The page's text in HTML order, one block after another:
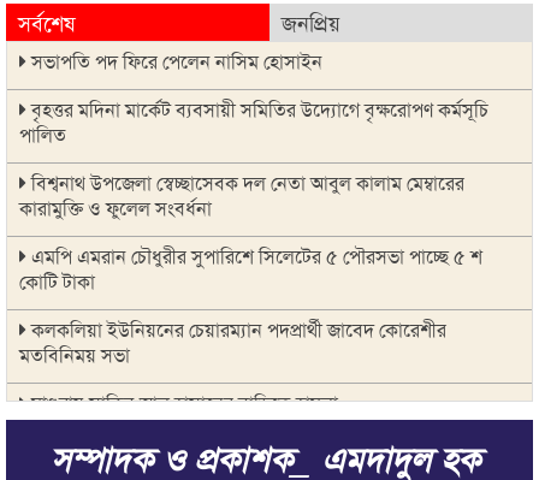
সর্বশেষ জনপ্রিয়
সভাপতি পদ ফিরে পেলেন নাসিম হোসাইন
বৃহত্তর মদিনা মার্কেট ব্যবসায়ী সমিতির উদ্যোগে বৃক্ষরোপণ কর্মসূচি
পালিত
বিশ্বনাথ উপজেলা স্বেচ্ছাসেবক দল নেতা আবুল কালাম মেম্বারের
কারামুক্তি ও ফুলেল সংবর্ধনা
এমপি এমরান চৌধুরীর সুপারিশে সিলেটের ৫ পৌরসভা পাচ্ছে ৫ শ
কোটি টাকা
কলকলিয়া ইউনিয়নের চেয়ারম্যান পদপ্রার্থী জাবেদ কোরেশীর
মতবিনিময় সভা
মাগুরায় সাকিব আল হাসানের বাড়িতে হামলা
জুলাই গণ-অভ্যুত্থানের দ্বিতীয় বার্ষিকীকে জাসদ ও যুব জোট সিলেট
সম্পাদক ও প্রকাশক_ এমদাদুল হক